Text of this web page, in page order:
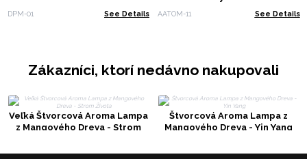
DPM-01 See Details AATOM-11 See Details
Zákazníci, ktorí nedávno nakupovali
Veľká Štvorcová Aroma Lampa
z Mangového Dreva - Strom
Štvorcová Aroma Lampa z
Mangového Dreva - Yin Yang